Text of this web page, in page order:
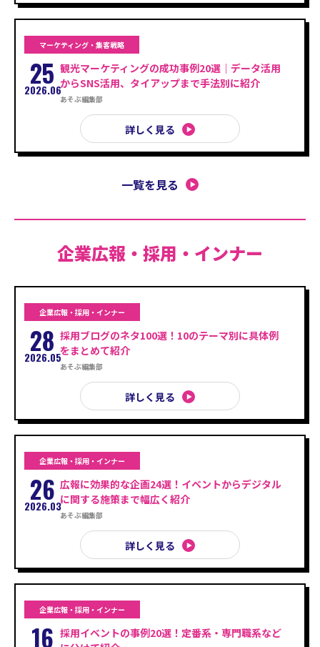
マーケティング・集客戦略
25
2026.06
観光マーケティングの成功事例20選｜データ活用
からSNS活用、タイアップまで手法別に紹介
あそぶ編集部
詳しく見る
一覧を見る
企業広報・採用・インナー
企業広報・採用・インナー
28
2026.05
採用ブログのネタ100選！10のテーマ別に具体例
をまとめて紹介
あそぶ編集部
詳しく見る
企業広報・採用・インナー
26
2026.03
広報に効果的な企画24選！イベントからデジタル
に関する施策まで幅広く紹介
あそぶ編集部
詳しく見る
企業広報・採用・インナー
16 採用イベントの事例20選！定番系・専門職系など